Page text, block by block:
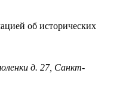
об исторических
д. 27, Санкт-